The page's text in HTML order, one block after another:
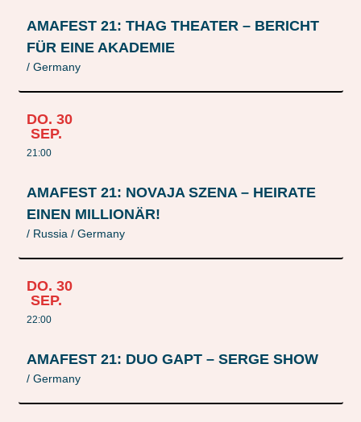
AMAFEST 21: THAG THEATER – BERICHT
FÜR EINE AKADEMIE
/ Germany
DO. 30
SEP.
21:00
AMAFEST 21: NOVAJA SZENA – HEIRATE
EINEN MILLIONÄR!
/ Russia / Germany
DO. 30
SEP.
22:00
AMAFEST 21: DUO GAPT – SERGE SHOW
/ Germany